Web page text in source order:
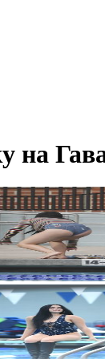
на